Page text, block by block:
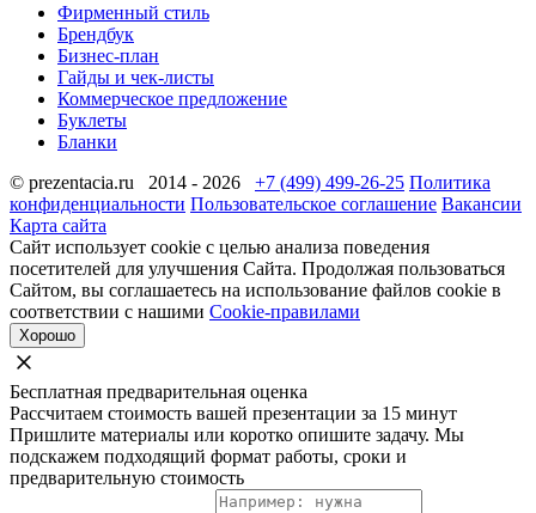
Фирменный стиль
Брендбук
Бизнес-план
Гайды и чек-листы
Коммерческое предложение
Буклеты
Бланки
© prezentacia.ru 2014 - 2026 +7 (499) 499-26-25 Политика
конфиденциальности Пользовательское соглашение Вакансии
Карта сайта
Сайт использует cookie с целью анализа поведения
посетителей для улучшения Сайта. Продолжая пользоваться
Сайтом, вы соглашаетесь на использование файлов cookie в
соответствии с нашими Cookie-правилами
Хорошо
Бесплатная предварительная оценка
Рассчитаем стоимость вашей презентации за 15 минут
Пришлите материалы или коротко опишите задачу. Мы
подскажем подходящий формат работы, сроки и
предварительную стоимость